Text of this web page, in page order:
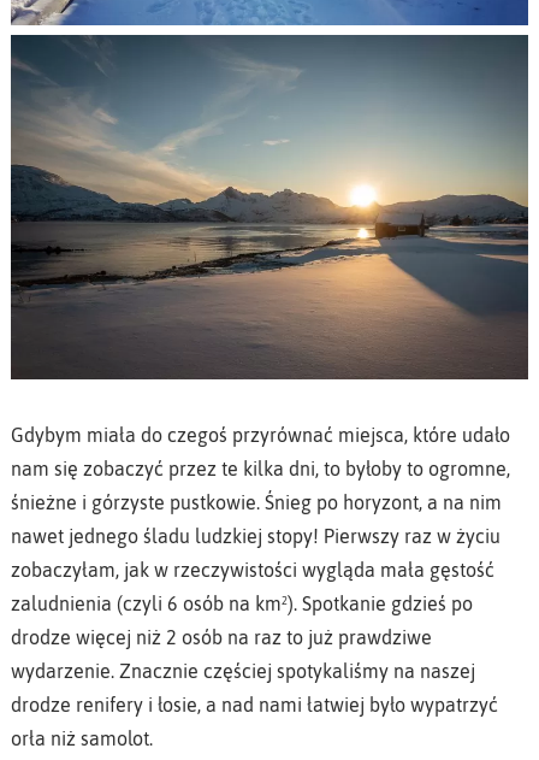
Gdybym miała do czegoś przyrównać miejsca, które udało
nam się zobaczyć przez te kilka dni, to byłoby to ogromne,
śnieżne i górzyste pustkowie. Śnieg po horyzont, a na nim
nawet jednego śladu ludzkiej stopy! Pierwszy raz w życiu
zobaczyłam, jak w rzeczywistości wygląda mała gęstość
zaludnienia (czyli 6 osób na km²). Spotkanie gdzieś po
drodze więcej niż 2 osób na raz to już prawdziwe
wydarzenie. Znacznie częściej spotykaliśmy na naszej
drodze renifery i łosie, a nad nami łatwiej było wypatrzyć
orła niż samolot.